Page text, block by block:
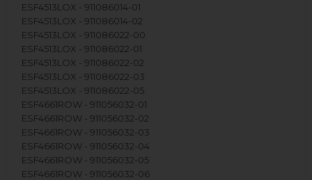
ESF4513LOX - 911086014-01
ESF4513LOX - 911086014-02
ESF4513LOX - 911086022-00
ESF4513LOX - 911086022-01
ESF4513LOX - 911086022-02
ESF4513LOX - 911086022-03
ESF4513LOX - 911086022-05
ESF4661ROW - 911056032-01
ESF4661ROW - 911056032-02
ESF4661ROW - 911056032-03
ESF4661ROW - 911056032-04
ESF4661ROW - 911056032-05
ESF4661ROW - 911056032-06